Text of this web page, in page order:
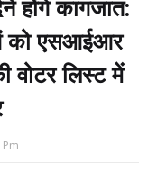
होंगे कागजात:
को एसआईआर
वोटर लिस्ट में